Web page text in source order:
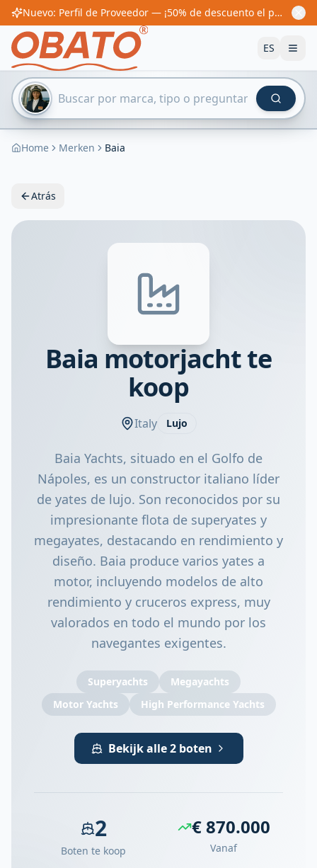
Nuevo: Perfil de Proveedor — ¡50% de descuento el primer año! Desde 60€/año
ES
Home Merken Baia
Atrás
Baia motorjacht te
koop
Italy Lujo
Baia Yachts, situado en el Golfo de
Nápoles, es un constructor italiano líder
de yates de lujo. Son reconocidos por su
impresionante flota de superyates y
megayates, destacando en rendimiento y
diseño. Baia produce varios yates a
motor, incluyendo modelos de alto
rendimiento y cruceros express, muy
valorados en todo el mundo por los
navegantes exigentes.
Superyachts
Megayachts
Motor Yachts
High Performance Yachts
Bekijk alle 2 boten
2
Boten te koop
€ 870.000
Vanaf